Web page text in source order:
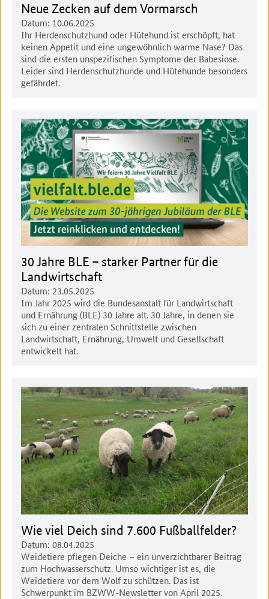
Neue Zecken auf dem Vormarsch
Datum: 10.06.2025
Ihr Herdenschutzhund oder Hütehund ist erschöpft, hat
keinen Appetit und eine ungewöhnlich warme Nase? Das
sind die ersten unspezifischen Symptome der Babesiose.
Leider sind Herdenschutzhunde und Hütehunde besonders
gefährdet.
30 Jahre BLE – starker Partner für die
Landwirtschaft
Datum: 23.05.2025
Im Jahr 2025 wird die Bundesanstalt für Landwirtschaft
und Ernährung (BLE) 30 Jahre alt. 30 Jahre, in denen sie
sich zu einer zentralen Schnittstelle zwischen
Landwirtschaft, Ernährung, Umwelt und Gesellschaft
entwickelt hat.
Wie viel Deich sind 7.600 Fußballfelder?
Datum: 08.04.2025
Weidetiere pflegen Deiche – ein unverzichtbarer Beitrag
zum Hochwasserschutz. Umso wichtiger ist es, die
Weidetiere vor dem Wolf zu schützen. Das ist
Schwerpunkt im BZWW-Newsletter von April 2025.